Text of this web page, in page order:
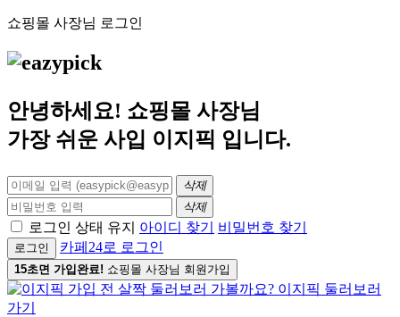
쇼핑몰 사장님 로그인
안녕하세요! 쇼핑몰 사장님
가장 쉬운 사입 이지픽 입니다.
삭제
삭제
로그인 상태 유지 아이디 찾기 비밀번호 찾기
로그인 카페24로 로그인
15초면 가입완료! 쇼핑몰 사장님 회원가입